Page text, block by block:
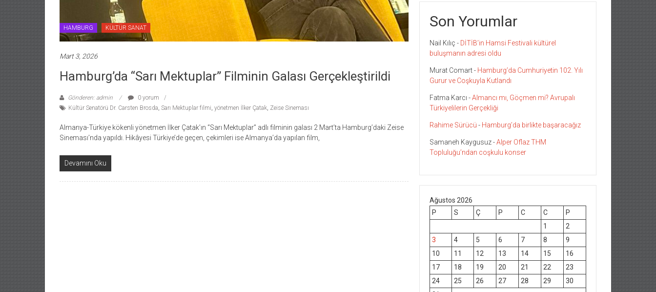
HAMBURG KÜLTÜR SANAT
Mart 3, 2026
Hamburg’da “Sarı Mektuplar” Filminin Galası Gerçekleştirildi
Gönderen: admin
0 yorum
Kültür Senatörü Dr. Carsten Brosda, Sarı Mektuplar filmi, yönetmen İlker Çatak, Zeise Sineması
Almanya-Türkiye kökenli yönetmen İlker Çatak’ın “Sarı Mektuplar” adlı filminin galası 2 Mart’ta Hamburg’daki Zeise
Sineması’nda yapıldı. Hikâyesi Türkiye’de geçen, çekimleri ise Almanya’da yapılan film,
Devamını Oku
Son Yorumlar
Nail Kılıç - DİTİB’in Hamsi Festivali kültürel
buluşmanın adresi oldu
Murat Comart- Hamburg’da Cumhuriyetin 102. Yılı
Gurur ve Coşkuyla Kutlandı
Fatma Karcı -Almancı mı, Göçmen mi? Avrupalı
Türkiyelilerin Gerçekliği
Rahime Sürücü - Hamburg’da birlikte başaracağız
Samaneh Kaygusuz-Alper Oflaz THM
Topluluğu’ndan coşkulu konser
Ağustos 2026
P
S Ç P C C
P
1
2
3
4 5 6 7 8
9
10
11 12 13 14 15
16
17
18 19 20 21 22
23
24
25 26 27 28 29
30